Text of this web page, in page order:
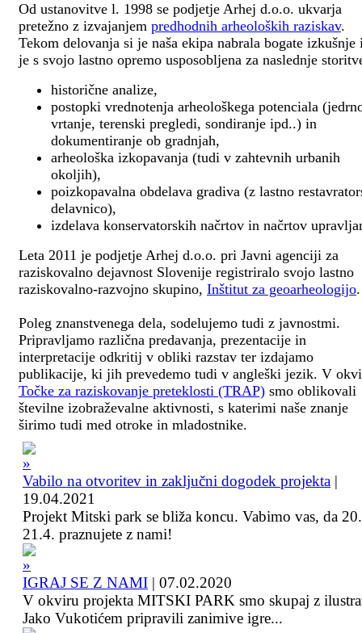
Od ustanovitve l. 1998 se podjetje Arhej d.o.o. ukvarja
pretežno z izvajanjem predhodnih arheoloških raziskav.
Tekom delovanja si je naša ekipa nabrala bogate izkušnje
je s svojo lastno opremo usposobljena za naslednje
historične analize,
postopki vrednotenja arheološkega potenciala
vrtanje, terenski pregledi, sondiranje ipd..) in
dokumentiranje ob gradnjah,
arheološka izkopavanja (tudi v zahtevnih urbanih
okoljih),
poizkopavalna obdelava gradiva (z lastno
delavnico),
izdelava konservatorskih načrtov in načrtov
Leta 2011 je podjetje Arhej d.o.o. pri Javni agenciji za
raziskovalno dejavnost Slovenije registriralo svojo lastno
raziskovalno-razvojno skupino, Inštitut za geoarheologijo.
Poleg znanstvenega dela, sodelujemo tudi z javnostmi.
Pripravljamo različna predavanja, prezentacije in
interpretacije odkritij v obliki razstav ter izdajamo
publikacije, ki jih prevedemo tudi v angleški jezik. V
Točke za raziskovanje preteklosti (TRAP) smo oblikovali
številne izobraževalne aktivnosti, s katerimi naše znanje
širimo tudi med otroke in mladostnike.
Vabilo na otvoritev in zaključni dogodek projekta |
19.04.2021
Projekt Mitski park se bliža koncu. Vabimo vas, da
21.4. praznujete z nami!
IGRAJ SE Z NAMI | 07.02.2020
V okviru projekta MITSKI PARK smo skupaj z
Jako Vukotićem pripravili zanimive igre...